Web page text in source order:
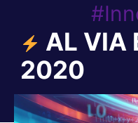
AL VIA
2020